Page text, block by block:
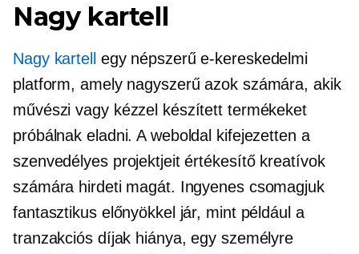
Nagy kartell
Nagy kartell
egy népszerű e-kereskedelmi
platform, amely nagyszerű azok számára, akik
művészi vagy kézzel készített termékeket
próbálnak eladni. A weboldal kifejezetten a
szenvedélyes projektjeit értékesítő kreatívok
számára hirdeti magát. Ingyenes csomagjuk
fantasztikus előnyökkel jár, mint például a
tranzakciós díjak hiánya, egy személyre